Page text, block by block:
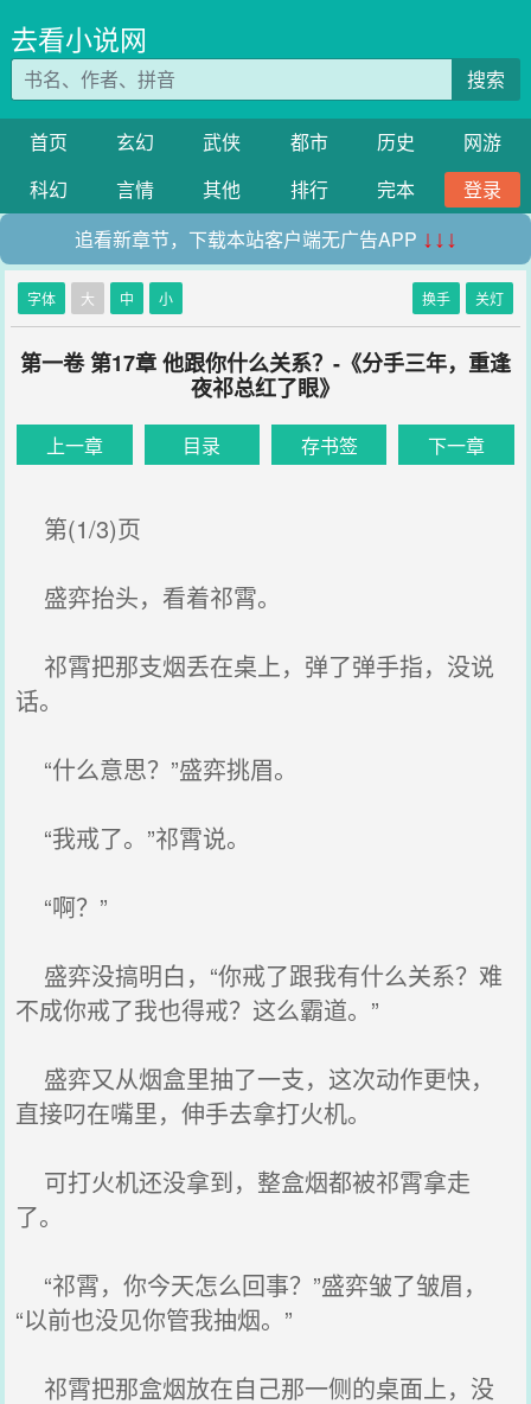
去看小说网
搜索
首页 玄幻 武侠 都市 历史
网游
科幻
言情 其他 排行 完本
登录
追看新章节，下载本站客户端无广告APP ↓↓↓
字体 大 中 小 换手 关灯
第一卷 第17章 他跟你什么关系？-《分手三年，重逢
夜祁总红了眼》
上一章 目录 存书签 下一章
第(1/3)页
盛弈抬头，看着祁霄。
祁霄把那支烟丢在桌上，弹了弹手指，没说
话。
“什么意思？”盛弈挑眉。
“我戒了。”祁霄说。
“啊？”
盛弈没搞明白，“你戒了跟我有什么关系？难
不成你戒了我也得戒？这么霸道。”
盛弈又从烟盒里抽了一支，这次动作更快，
直接叼在嘴里，伸手去拿打火机。
可打火机还没拿到，整盒烟都被祁霄拿走
了。
“祁霄，你今天怎么回事？”盛弈皱了皱眉，
“以前也没见你管我抽烟。”
祁霄把那盒烟放在自己那一侧的桌面上，没